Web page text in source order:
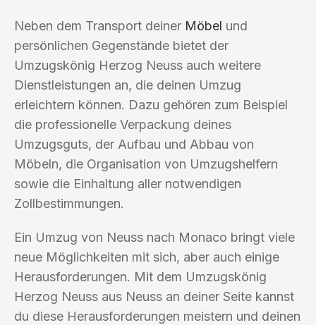
Neben dem Transport deiner Möbel und
persönlichen Gegenstände bietet der
Umzugskönig Herzog Neuss auch weitere
Dienstleistungen an, die deinen Umzug
erleichtern können. Dazu gehören zum Beispiel
die professionelle Verpackung deines
Umzugsguts, der Aufbau und Abbau von
Möbeln, die Organisation von Umzugshelfern
sowie die Einhaltung aller notwendigen
Zollbestimmungen.
Ein Umzug von Neuss nach Monaco bringt viele
neue Möglichkeiten mit sich, aber auch einige
Herausforderungen. Mit dem Umzugskönig
Herzog Neuss aus Neuss an deiner Seite kannst
du diese Herausforderungen meistern und deinen